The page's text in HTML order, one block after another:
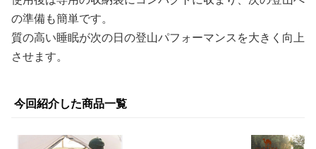
の準備も簡単です。
質の高い睡眠が次の日の登山パフォーマンスを大きく向上
させます。
今回紹介した商品一覧